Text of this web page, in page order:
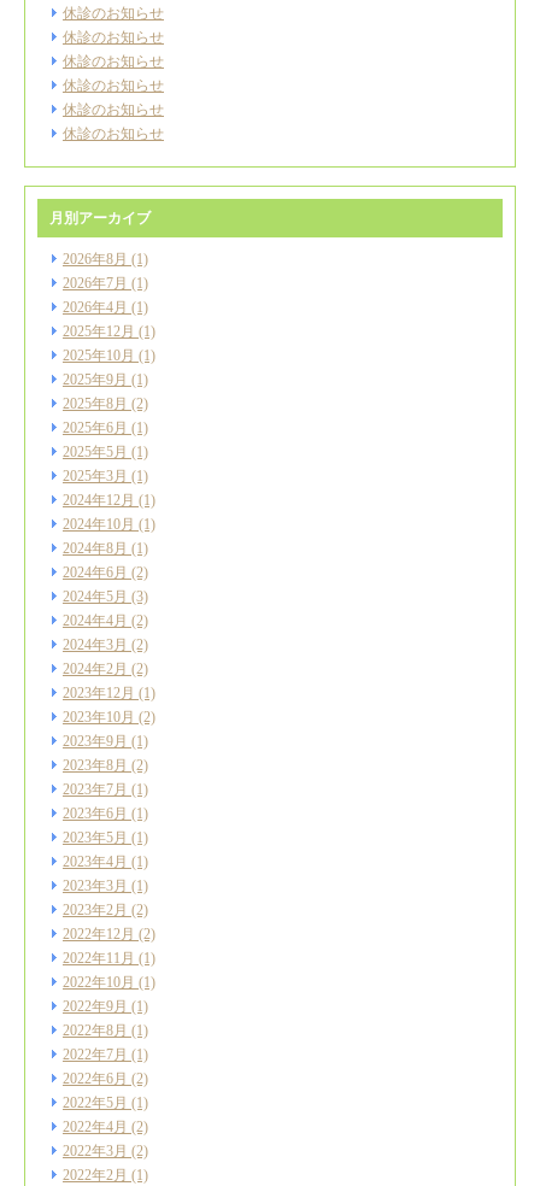
休診のお知らせ
休診のお知らせ
休診のお知らせ
休診のお知らせ
休診のお知らせ
休診のお知らせ
月別アーカイブ
2026年8月 (1)
2026年7月 (1)
2026年4月 (1)
2025年12月 (1)
2025年10月 (1)
2025年9月 (1)
2025年8月 (2)
2025年6月 (1)
2025年5月 (1)
2025年3月 (1)
2024年12月 (1)
2024年10月 (1)
2024年8月 (1)
2024年6月 (2)
2024年5月 (3)
2024年4月 (2)
2024年3月 (2)
2024年2月 (2)
2023年12月 (1)
2023年10月 (2)
2023年9月 (1)
2023年8月 (2)
2023年7月 (1)
2023年6月 (1)
2023年5月 (1)
2023年4月 (1)
2023年3月 (1)
2023年2月 (2)
2022年12月 (2)
2022年11月 (1)
2022年10月 (1)
2022年9月 (1)
2022年8月 (1)
2022年7月 (1)
2022年6月 (2)
2022年5月 (1)
2022年4月 (2)
2022年3月 (2)
2022年2月 (1)